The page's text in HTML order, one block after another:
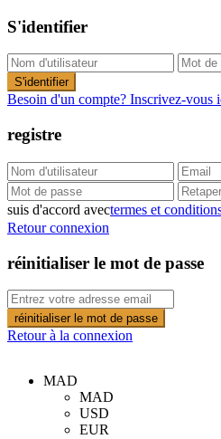
S'identifier
S'identifier
Besoin d'un compte? Inscrivez-vous
registre
suis d'accord avectermes et
Retour connexion
réinitialiser le mot de passe
réinitialiser le mot de passe
Retour à la connexion
MAD
MAD
USD
EUR